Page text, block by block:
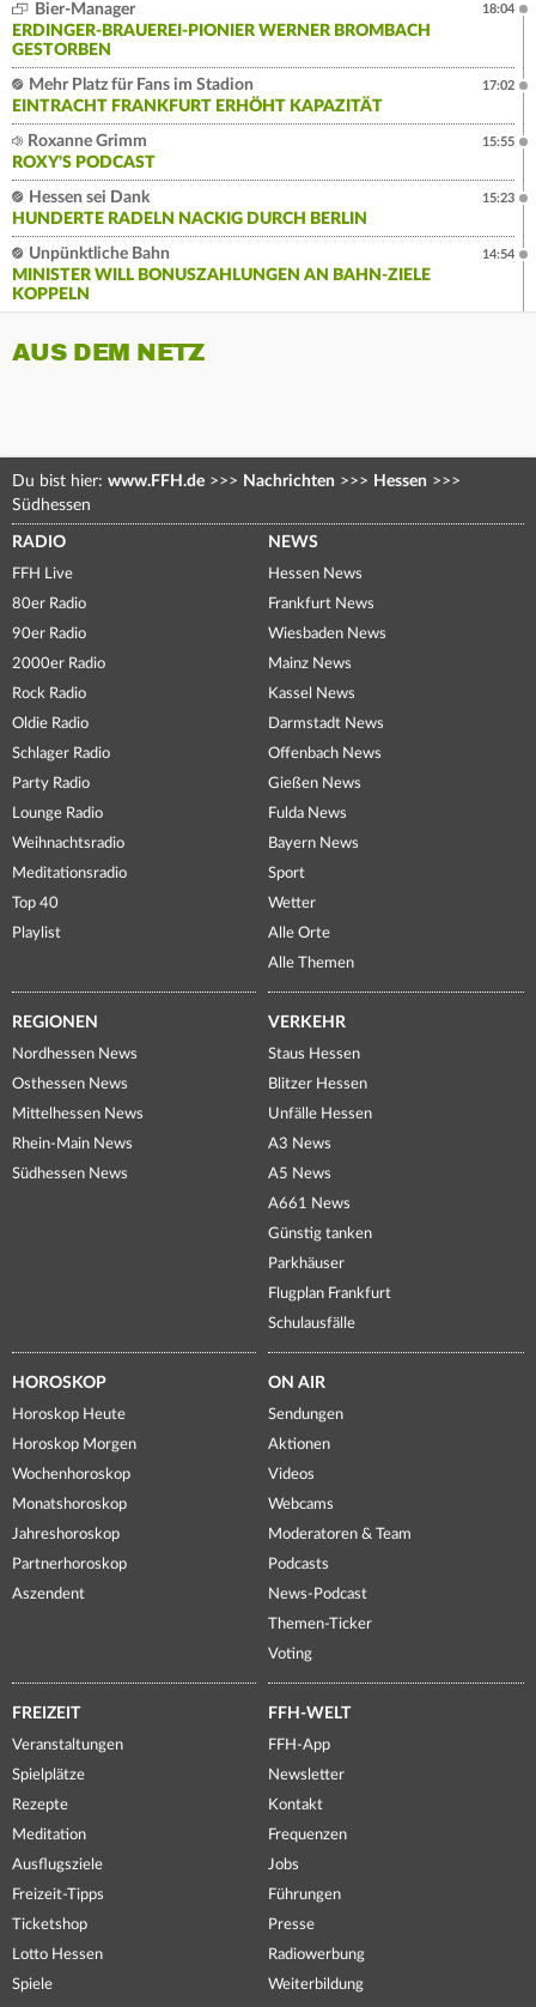
Bier-Manager
ERDINGER-BRAUEREI-PIONIER WERNER BROMBACH
GESTORBEN
18:04
Mehr Platz für Fans im Stadion
EINTRACHT FRANKFURT ERHÖHT KAPAZITÄT
17:02
Roxanne Grimm
ROXY'S PODCAST
15:55
Hessen sei Dank
HUNDERTE RADELN NACKIG DURCH BERLIN
15:23
Unpünktliche Bahn
MINISTER WILL BONUSZAHLUNGEN AN BAHN-ZIELE
KOPPELN
14:54
AUS DEM NETZ
Du bist hier: www.FFH.de >>> Nachrichten >>> Hessen >>>
Südhessen
RADIO
FFH Live
80er Radio
90er Radio
2000er Radio
Rock Radio
Oldie Radio
Schlager Radio
Party Radio
Lounge Radio
Weihnachtsradio
Meditationsradio
Top 40
Playlist
NEWS
Hessen News
Frankfurt News
Wiesbaden News
Mainz News
Kassel News
Darmstadt News
Offenbach News
Gießen News
Fulda News
Bayern News
Sport
Wetter
Alle Orte
Alle Themen
REGIONEN
Nordhessen News
Osthessen News
Mittelhessen News
Rhein-Main News
Südhessen News
VERKEHR
Staus Hessen
Blitzer Hessen
Unfälle Hessen
A3 News
A5 News
A661 News
Günstig tanken
Parkhäuser
Flugplan Frankfurt
Schulausfälle
HOROSKOP
Horoskop Heute
Horoskop Morgen
Wochenhoroskop
Monatshoroskop
Jahreshoroskop
Partnerhoroskop
Aszendent
ON AIR
Sendungen
Aktionen
Videos
Webcams
Moderatoren & Team
Podcasts
News-Podcast
Themen-Ticker
Voting
FREIZEIT
Veranstaltungen
Spielplätze
Rezepte
Meditation
Ausflugsziele
Freizeit-Tipps
Ticketshop
Lotto Hessen
Spiele
FFH-WELT
FFH-App
Newsletter
Kontakt
Frequenzen
Jobs
Führungen
Presse
Radiowerbung
Weiterbildung